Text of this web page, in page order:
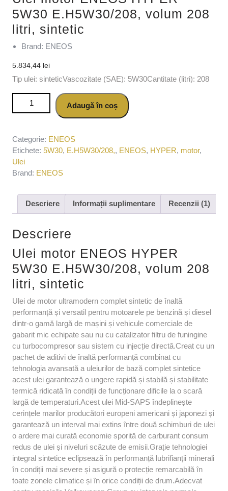
5W30 E.H5W30/208, volum 208
litri, sintetic
Brand: ENEOS
5.834,44 lei
Tip ulei: sinteticVascozitate (SAE): 5W30Cantitate (litri): 208
Cantitate Ulei motor ENEOS HYPER 5W30 E.H5W30/208,
volum 208 litri, sinteticAdaugă în coș
Categorie: ENEOS
Etichete: 5W30, E.H5W30/208,, ENEOS, HYPER, motor,
Ulei
Brand: ENEOS
Descriere Informații suplimentare Recenzii (1)
Descriere
Ulei motor ENEOS HYPER
5W30 E.H5W30/208, volum 208
litri, sintetic
Ulei de motor ultramodern complet sintetic de înaltă
performanță și versatil pentru motoarele pe benzină și diesel
dintr-o gamă largă de mașini și vehicule comerciale de
gabarit mic echipate sau nu cu catalizator filtru de funingine
cu turbocompresor sau sistem cu injecție directă.Creat cu un
pachet de aditivi de înaltă performanță combinat cu
tehnologia avansată a uleiurilor de bază complet sintetice
acest ulei garantează o ungere rapidă și stabilă și stabilitate
termică ridicată în condiții de funcționare dificile la o scară
largă de temperaturi.Acest ulei Mid-SAPS îndeplinește
cerințele marilor producători europeni americani și japonezi și
garantează un interval mai extins între două schimburi de ulei
o ardere mai curată economie sporită de carburant consum
redus de ulei și niveluri scăzute de emisii.Grație tehnologiei
integral sintetice eclipsează în performanță lubrifianții minerali
în condiții mai severe și asigură o protecție remarcabilă în
toate zonele climatice și în orice condiții de drum.Adecvat